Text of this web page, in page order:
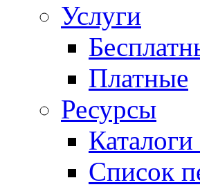
Услуги
Платные
Ресурсы
Список